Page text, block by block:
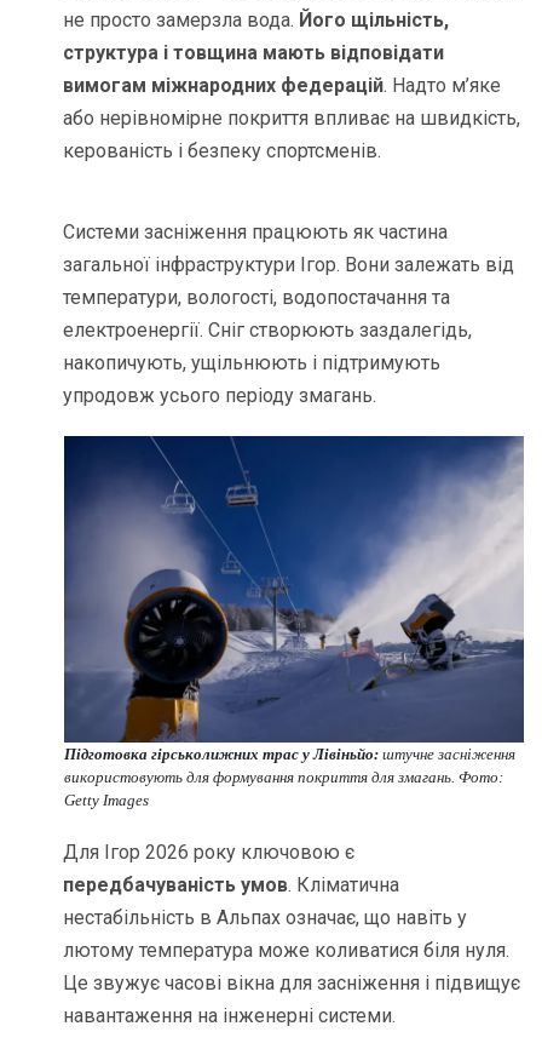
не просто замерзла вода. Його щільність,
структура і товщина мають відповідати
вимогам міжнародних федерацій. Надто м’яке
або нерівномірне покриття впливає на швидкість,
керованість і безпеку спортсменів.
Системи засніження працюють як частина
загальної інфраструктури Ігор. Вони залежать від
температури, вологості, водопостачання та
електроенергії. Сніг створюють заздалегідь,
накопичують, ущільнюють і підтримують
упродовж усього періоду змагань.
Підготовка гірськолижних трас у Лівіньйо:штучне засніження
використовують для формування покриття для змагань. Фото:
Getty Images
Для Ігор 2026 року ключовою є
передбачуваність умов. Кліматична
нестабільність в Альпах означає, що навіть у
лютому температура може коливатися біля нуля.
Це звужує часові вікна для засніження і підвищує
навантаження на інженерні системи.